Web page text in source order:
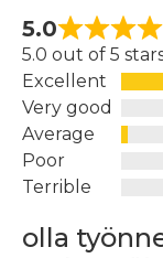
5.0
5.0 out of 5
Excellent
Very good
Average
Poor
Terrible
olla